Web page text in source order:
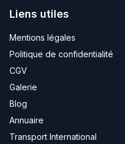
Liens utiles
Mentions légales
Politique de confidentialité
CGV
Galerie
Blog
Annuaire
Transport International